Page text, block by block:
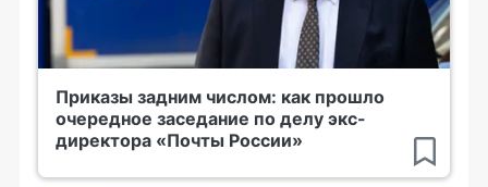
Приказы задним числом: как прошло
очередное заседание по делу экс-
директора «Почты России»